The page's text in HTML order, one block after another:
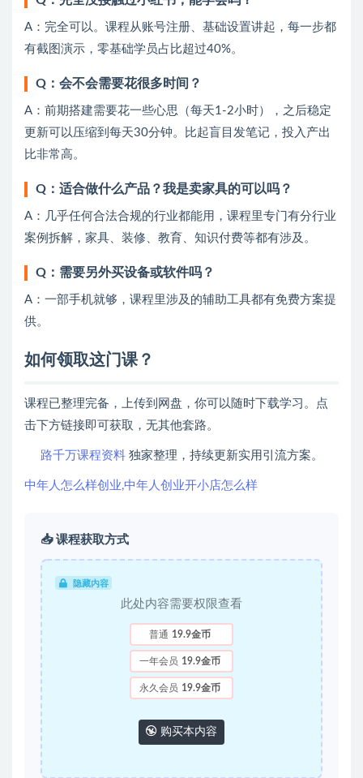
A：完全可以。课程从账号注册、基础设置讲起，每一步都
有截图演示，零基础学员占比超过40%。
Q：会不会需要花很多时间？
A：前期搭建需要花一些心思（每天1-2小时），之后稳定
更新可以压缩到每天30分钟。比起盲目发笔记，投入产出
比非常高。
Q：适合做什么产品？我是卖家具的可以吗？
A：几乎任何合法合规的行业都能用，课程里专门有分行业
案例拆解，家具、装修、教育、知识付费等都有涉及。
Q：需要另外买设备或软件吗？
A：一部手机就够，课程里涉及的辅助工具都有免费方案提
供。
如何领取这门课？
课程已整理完备，上传到网盘，你可以随时下载学习。点
击下方链接即可获取，无其他套路。
路千万课程资料独家整理，持续更新实用引流方案。
中年人怎么样创业,中年人创业开小店怎么样
📥 课程获取方式
隐藏内容
此处内容需要权限查看
普通 19.9金币
一年会员 19.9金币
永久会员 19.9金币
购买本内容